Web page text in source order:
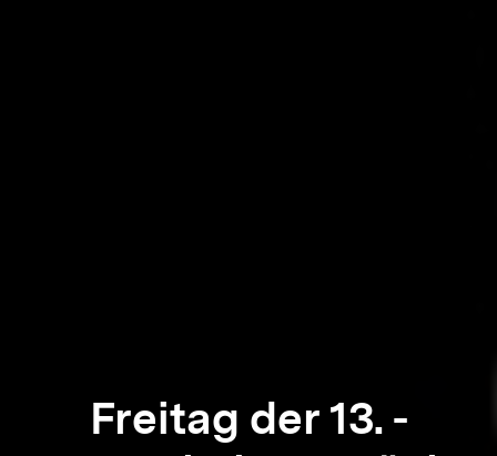
Freitag der 13. -